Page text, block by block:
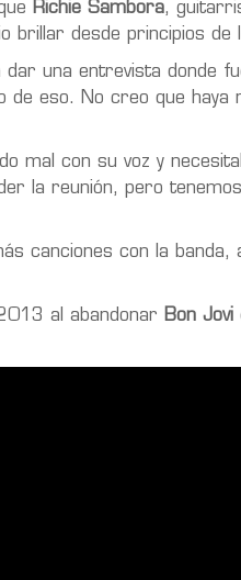
Richie Sambora,
brillar desde principios
una entrevista donde
de eso. No creo que
mal con su voz y
la reunión, pero
canciones con la banda,
al abandonar Bon Jovi